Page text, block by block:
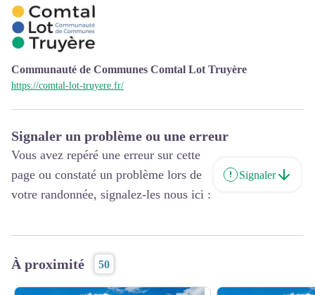
Communauté de Communes Comtal Lot Truyère
https://comtal-lot-truyere.fr/
Signaler un problème ou une erreur
Vous avez repéré une erreur sur cette
page ou constaté un problème lors de
votre randonnée, signalez-les nous ici :
Signaler
À proximité 50